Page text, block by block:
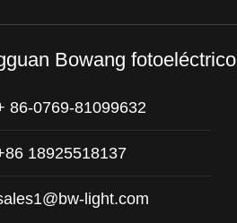
Bowang fotoeléctrico
86-0769-81099632
18925518137
light.com